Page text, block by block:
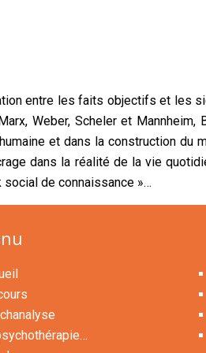
entre les faits objectifs et les
Weber, Scheler et
et dans la construction du
dans la réalité de la vie
social de connaissance »…